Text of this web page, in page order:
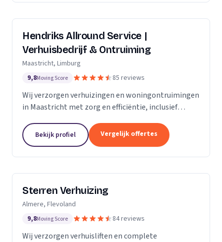
Hendriks Allround Service |
Verhuisbedrijf & Ontruiming
Maastricht, Limburg
9,8Moving Score 85 reviews
Wij verzorgen verhuizingen en woningontruimingen
in Maastricht met zorg en efficiëntie, inclusief
Bekijk profiel Vergelijk offertes
Sterren Verhuizing
Almere, Flevoland
9,8Moving Score 84 reviews
Wij verzorgen verhuisliften en complete